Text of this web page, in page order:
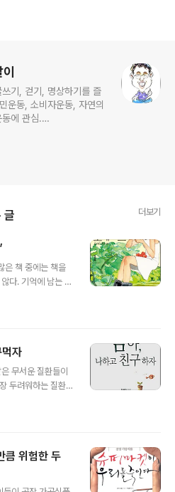
기, 걷기, 명상하기를 즐
운동, 소비자운동, 자연의
에 관심.
글 더보기
은 책 중에는 책을
다. 기억에 남는 맛
름도 생소한 고향
러 나라의 맛있는
이 담긴 이야기책
과 한 평생 추억이
로 작가 황석영의
자
무서운 질환들이
두려워하는 질환
없을 정도이고, 사
이다. 암이 사회적
계대전이 끝나고
다. 1960년대에
큼 위험한 두